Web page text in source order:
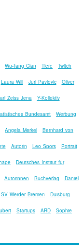
Wu-Tang Clan Tiere Twitch
Laura Will Juri Pavlovic Oliver
Zeiss Jena Y-Kollektiv
Bundesamt Werbung
Angela Merkel Bernhard von
Autorin Leo Spors Portrait
Deutsches Institut für
Autorinnen Buchverlag Daniel
SV Werder Bremen Duisburg
Startups ARD Sophie